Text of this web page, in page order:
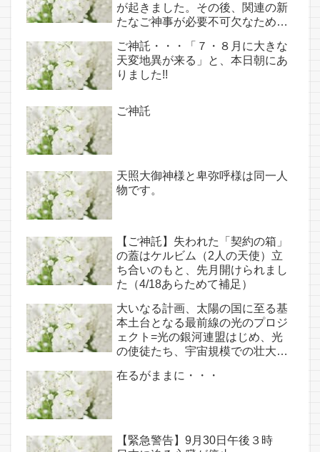
が起きました。その後、関連の新
たなご神事が必要不可欠なため、
点であり古代太陽信仰の中心点で
もある伊弉諾宮、他3ヵ所へのご
神託あり！！
ご神託・・・「７・８月に大きな
天変地異が来る」と、本日朝にあ
りました!!
ご神託
天照大御神様と卑弥呼様は同一人
物です。
【ご神託】失われた「契約の箱」
の蓋はケルビム（2人の天使）立
ち合いのもと、先月開けられまし
た（4/18あらためて補足）
大いなる計画、太陽の国に至る基
本土台となる最前線の光のプロジ
ェクト=光の銀河連盟はじめ、光
の使徒たち、宇宙規模での壮大な
(6/26・28追記あり）
在るがままに・・・
【緊急警告】9月30日午後３時